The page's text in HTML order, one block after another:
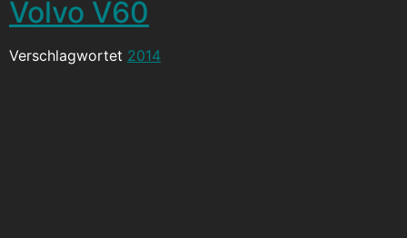
Volvo V60
Verschlagwortet 2014